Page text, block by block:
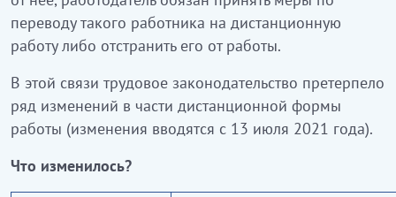
переводу такого работника на дистанционную
работу либо отстранить его от работы.
В этой связи трудовое законодательство претерпело
ряд изменений в части дистанционной формы
работы (изменения вводятся с 13 июля 2021 года).
Что изменилось?